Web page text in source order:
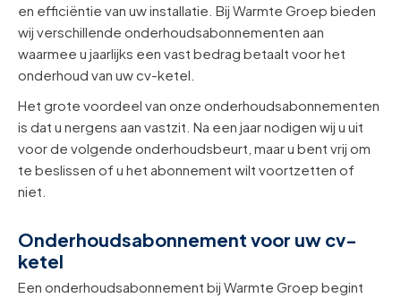
en efficiëntie van uw installatie. Bij Warmte Groep bieden
wij verschillende onderhoudsabonnementen aan
waarmee u jaarlijks een vast bedrag betaalt voor het
onderhoud van uw cv-ketel.
Het grote voordeel van onze onderhoudsabonnementen
is dat u nergens aan vastzit. Na een jaar nodigen wij u uit
voor de volgende onderhoudsbeurt, maar u bent vrij om
te beslissen of u het abonnement wilt voortzetten of
niet.
Onderhoudsabonnement voor uw cv-
ketel
Een onderhoudsabonnement bij Warmte Groep begint